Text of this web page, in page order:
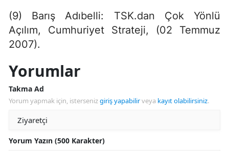
(9) Barış Adıbelli: TSK.dan Çok Yönlü
Açılım, Cumhuriyet Strateji, (02 Temmuz
2007).
Yorumlar
Takma Ad
Yorum yapmak için, istersenizgiriş yapabilirveya kayıt olabilirsiniz.
Yorum Yazın (500 Karakter)